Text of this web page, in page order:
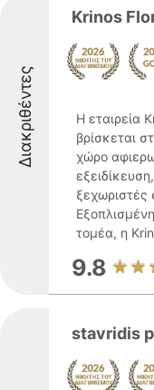
Διακριθέντες
Krinos
Η εταιρεία
βρίσκεται
χώρο
ξεχωριστές
τομέα, η
9.8
stavridis